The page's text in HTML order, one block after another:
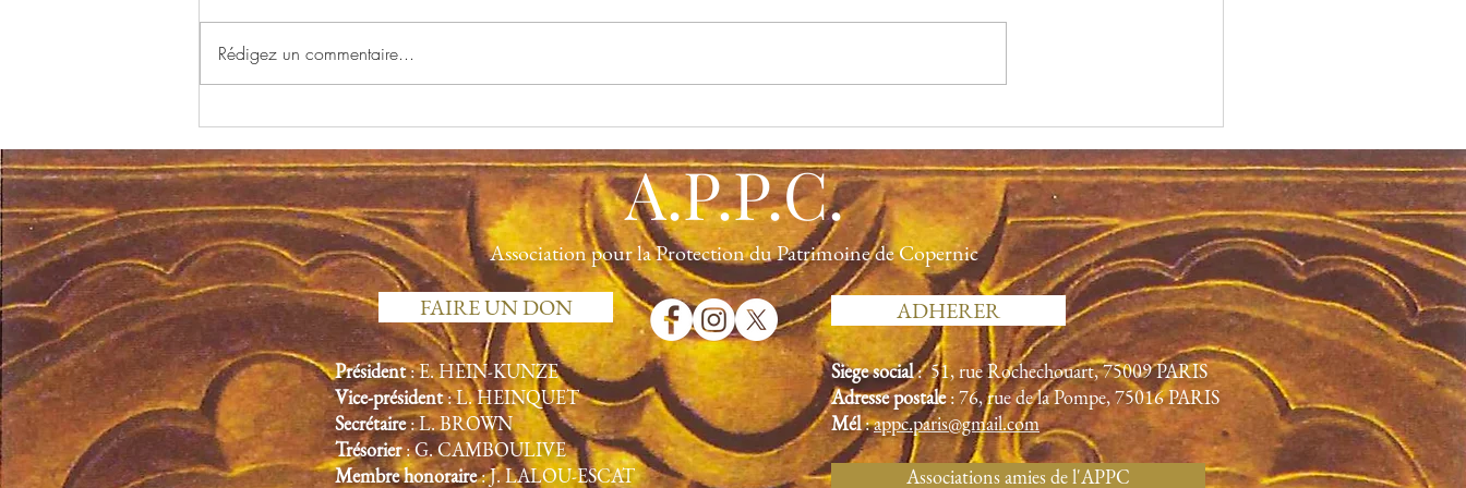
Emile Kaçmann
vont...
Rédigez un commentaire...
A.P.P.C.
Association pour la Protection du Patrimoine de Copernic
FAIRE UN DON
Président: E. HEIN-KUNZE
Vice-président: L. HEINQUET
Secrétaire: L. BROWN
Trésorier: G. CAMBOULIVE
Membre honoraire: J. LALOU-ESCAT
ADHERER
Siège social: 51, rue Rochechouart, 75009PARIS
Adresse postale: 76, rue de la Pompe, 75016 PARIS
Mél:appc.paris@gmail.com
Associations amies de l'APPC